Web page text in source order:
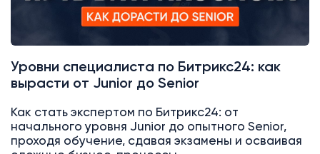
Уровни специалиста по Битрикс24: как
вырасти от Junior до Senior
Как стать экспертом по Битрикс24: от
начального уровня Junior до опытного Senior,
проходя обучение, сдавая экзамены и осваивая